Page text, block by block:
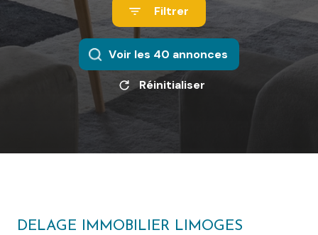
Filtrer
Voir les 40 annonces
Réinitialiser
DELAGE IMMOBILIER LIMOGES